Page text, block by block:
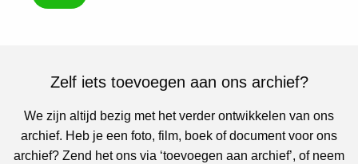
Zelf iets toevoegen aan ons archief?
We zijn altijd bezig met het verder ontwikkelen van ons
archief. Heb je een foto, film, boek of document voor ons
archief? Zend het ons via ‘toevoegen aan archief’, of neem